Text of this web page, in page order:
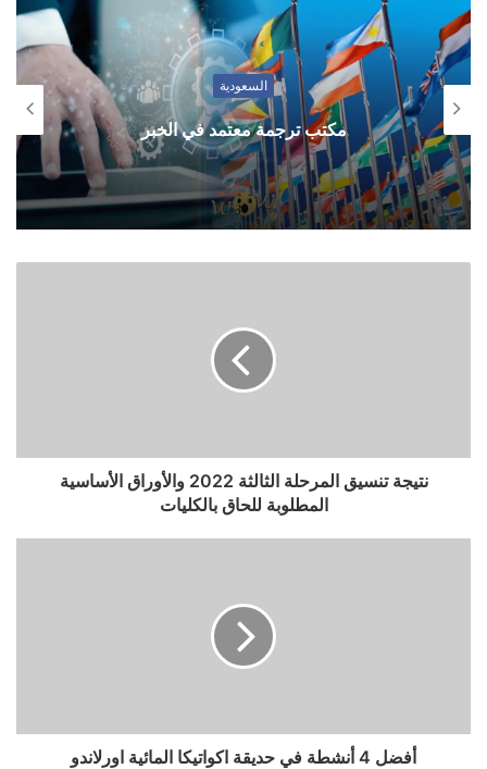
السعودية
مكتب ترجمة معتمد في الخبر
نتيجة تنسيق المرحلة الثالثة 2022 والأوراق الأساسية
المطلوبة للحاق بالكليات
أفضل 4 أنشطة في حديقة اكواتيكا المائية اورلاندو